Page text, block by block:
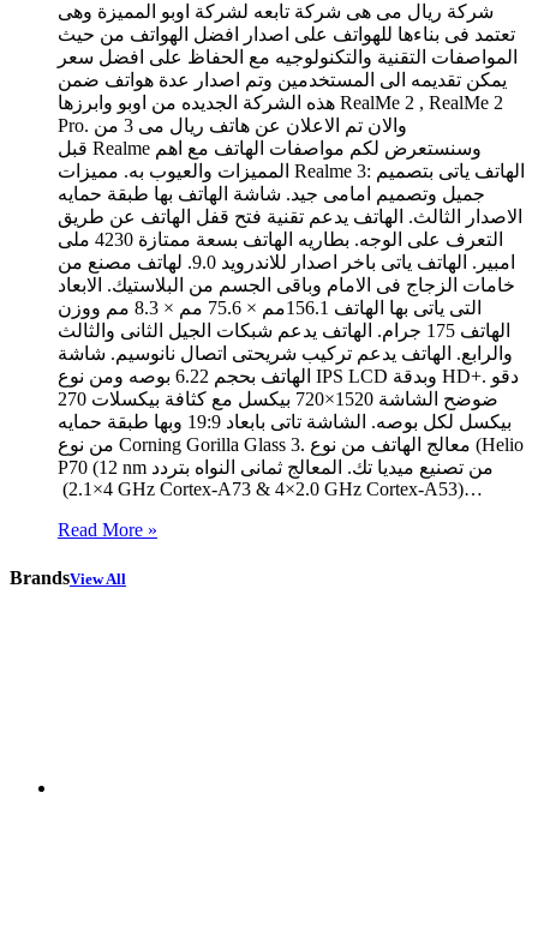
شركة ريال مى هى شركة تابعه لشركة اوبو المميزة وهى
تعتمد فى بناءها للهواتف على اصدار افضل الهواتف من حيث
المواصفات التقنية والتكنولوجيه مع الحفاظ على افضل سعر
يمكن تقديمه الى المستخدمين وتم اصدار عدة هواتف ضمن
هذه الشركة الجديده من اوبو وابرزها RealMe 2 , RealMe 2
Pro. والان تم الاعلان عن هاتف ريال مى 3 من
قبل Realme وسنستعرض لكم مواصفات الهاتف مع اهم
المميزات والعيوب به. مميزات Realme 3: الهاتف ياتى بتصميم
جميل وتصميم امامى جيد. شاشة الهاتف بها طبقة حمايه
الاصدار الثالث. الهاتف يدعم تقنية فتح قفل الهاتف عن طريق
التعرف على الوجه. بطاريه الهاتف بسعة ممتازة 4230 ملى
امبير. الهاتف ياتى باخر اصدار للاندرويد 9.0. لهاتف مصنع من
خامات الزجاج فى الامام وباقى الجسم من البلاستيك. الابعاد
التى ياتى بها الهاتف 156.1مم × 75.6 مم × 8.3 مم ووزن
الهاتف 175 جرام. الهاتف يدعم شبكات الجيل الثانى والثالث
والرابع. الهاتف يدعم تركيب شريحتى اتصال نانوسيم. شاشة
الهاتف بحجم 6.22 بوصه ومن نوع IPS LCD وبدقة HD+. دقو
ضوضح الشاشة 1520×720 بيكسل مع كثافة بيكسلات 270
بيكسل لكل بوصه. الشاشة تاتى بابعاد 19:9 وبها طبقة حمايه
من نوع Corning Gorilla Glass 3. معالج الهاتف من نوع (Helio
P70 (12 nm من تصنيع ميديا تك. المعالج ثمانى النواه بتردد
(4×2.1 GHz Cortex-A73 & 4×2.0 GHz Cortex-A53)…
Read More »
BrandsView All